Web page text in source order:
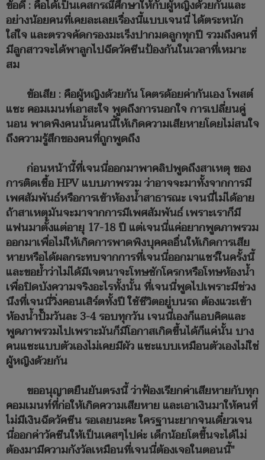
ข้อดี : คือได้เป็นเคสกรณีศึกษาให้กับผู้หญิงด้วยกันและ
อย่างน้อยคนที่เคยละเลยเรื่องนี้แบบเจนนี่ ได้ตระหนัก
ใส่ใจ และตรวจคัดกรองมะเร็งปากมดลูกทุกปี รวมถึงคนที่
มีลูกสาวจะได้พาลูกไปฉีดวัคซีนป้องกันในเวลาที่เหมาะ
สม
ข้อเสีย : คือผู้หญิงด้วยกัน โคตรด้อยค่ากันเอง โพสต์
แซะ คอมเมนท์เอาสะใจ พูดถึงการนอกใจ การเปลี่ยนคู่
นอน พาดพิงคนนั้นคนนี้ให้เกิดความเสียหายโดยไม่สนใจ
ถึงความรู้สึกของคนที่ถูกพูดถึง
ก่อนหน้านี้ที่เจนนี่ออกมาพาคลิปพูดถึงสาเหตุ ของ
การติดเชื้อ HPV แบบภาพรวม ว่าอาจจะมาทั้งจากการมี
เพศสัมพันธ์หรือการเข้าห้องน้ำสาธารณะ เจนนี่ไม่ได้อาย
ถ้าสาเหตุมันจะมาจากการมีเพศสัมพันธ์ เพราะเราก็มี
แฟนมาตั้งแต่อายุ 17-18 ปี แต่เจนนี่แค่อยากพูดภาพรวม
ออกมาเพื่อไม่ให้เกิดการพาดพิงบุคคลอื่นให้เกิดการเสีย
หายหรือได้ผลกระทบจากการที่เจนนี่ออกมาแชร์ในครั้งนี้
และขอย้ำว่าไม่ได้มีเจตนาจะโทษชักโครกหรือโทษห้องน้ำ
เพื่อปิดบังความจริงอะไรทั้งนั้น ที่เจนนี่พูดไปเพราะมีช่วง
นึงที่เจนนี่วิ่งคอนเสิร์ตทั้งปี ใช้ชีวิตอยู่บนรถ ต้องแวะเข้า
ห้องน้ำปั๊มวันละ 3-4 รอบทุกวัน เจนนี่เองก็แอบคิดและ
พูดภาพรวมไปเพราะมันก็มีโอกาสเกิดขึ้นได้ก็แค่นั้น บาง
คนแซะแบบตัวเองไม่เคยมีผัว แซะแบบเหมือนตัวเองไม่ใช่
ผู้หญิงด้วยกัน
ขออนุญาตยืนยันตรงนี้ ว่าฟ้องเรียกค่าเสียหายกับทุก
คอมเมนท์ที่ก่อให้เกิดความเสียหาย และเอาเงินมาให้คนที่
ไม่มีเงินฉีดวัคซีน รอเลยนะคะ ใครฐานะยากจนเดี๋ยวเจน
นี่ออกค่าวัคซีนให้เป็นเคสๆไปค่ะ เด็กน้อยโตขึ้นจะได้ไม่
ต้องมามีความกังวัลเหมือนที่เจนนี่ต้องเจอในตอนนี้"